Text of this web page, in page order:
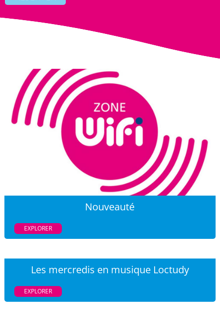
Nouveauté
EXPLORER
Les mercredis en musique Loctudy
EXPLORER